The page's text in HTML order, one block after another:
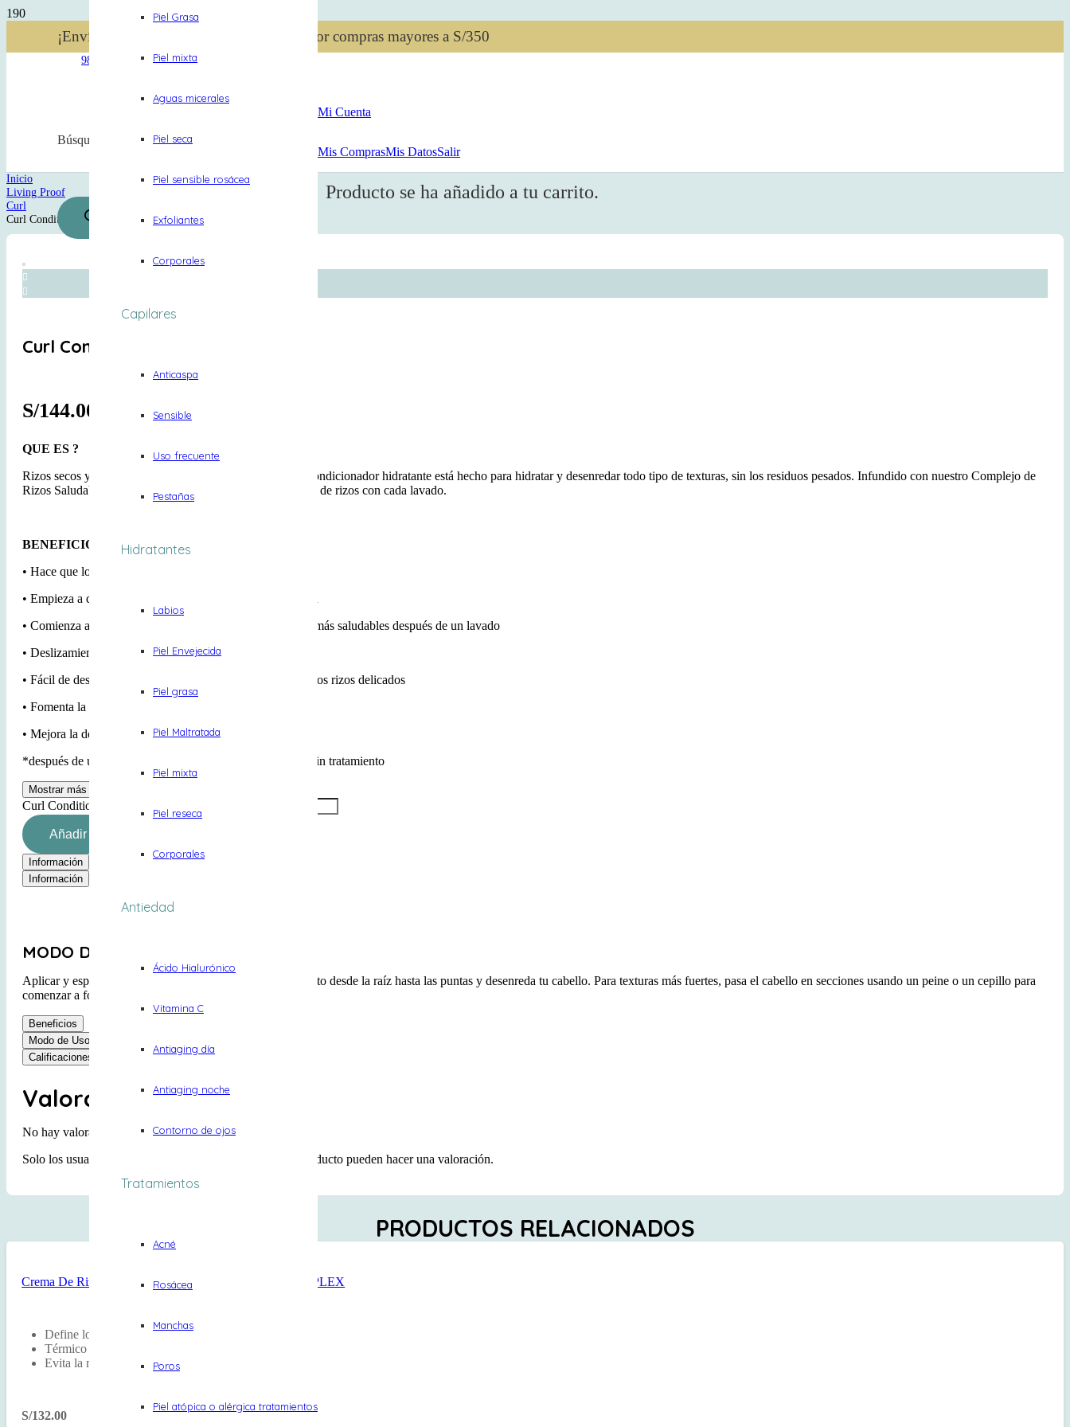
¡Envío gratis en Lima Metropolitana! 🛵 Por compras mayores a S/350
984 340 696
Búsqueda de productos
Piel Grasa
Piel mixta
Aguas micerales
Piel seca
Piel sensible rosácea
Exfoliantes
Corporales
Capilares
Anticaspa
Sensible
Uso frecuente
Pestañas
Hidratantes
Labios
Piel Envejecida
Piel grasa
Piel Maltratada
Piel mixta
Piel reseca
Corporales
Antiedad
Ácido Hialurónico
Vitamina C
Antiaging día
Antiaging noche
Contorno de ojos
Tratamientos
Acné
Rosácea
Manchas
Poros
Piel atópica o alérgica tratamientos
Mi Cuenta
Mis ComprasMis DatosSalir
Producto se ha añadido a tu carrito.
Inicio
Living Proof
Curl
Curl Conditioner 355ml
Curl Conditioner 355ml
S/144.00
QUE ES ?
Rizos secos y enredados: conoce tu complemento. Este acondicionador hidratante está hecho para hidratar y desenredar todo tipo de texturas, sin los residuos pesados. Infundido con nuestro Complejo de
Rizos Saludables, previene el daño y fomenta la formación de rizos con cada lavado.
BENEFICIOS
• Hace que los rizos sean 3 veces más fuertes*
• Empieza a definir los rizos nada más saliendo de la ducha
• Comienza a transformar tus rizos para lucir visiblemente más saludables después de un lavado
• Deslizamiento superior para desenredar suavemente
• Fácil de desenredar para ayudar a prevenir el quiebre de los rizos delicados
• Fomenta la formación de agrupaciones de rizos
• Mejora la definición de tus rizos
*después de un uso de champú y acondicionador vs. uno sin tratamiento
Mostrar más
Curl Conditioner 355ml cantidad
Añadir al carrito
Información Modo de Uso
Información
MODO DE USO
Aplicar y esparcir por el cabello mojado. Trabaja el producto desde la raíz hasta las puntas y desenreda tu cabello. Para texturas más fuertes, pasa el cabello en secciones usando un peine o un cepillo para
comenzar a formar grupos de rizos. Enjuaga como desees.
Beneficios
Modo de Uso
Calificaciones
Valoraciones
No hay valoraciones aún.
Solo los usuarios registrados que hayan comprado este producto pueden hacer una valoración.
PRODUCTOS RELACIONADOS
Crema De Rizos Nº 10 Curl Defining Gel – 200 Ml OLAPLEX
Define los rizos
Térmico 232ºC
Evita la rotura
S/132.00